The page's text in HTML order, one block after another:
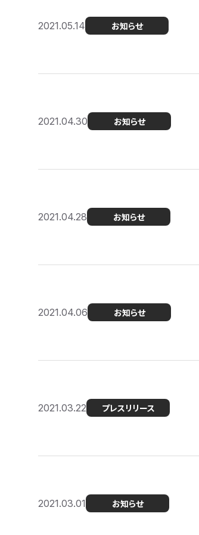
2021.05.14 お知らせ
2021.04.30 お知らせ
2021.04.28 お知らせ
2021.04.06 お知らせ
2021.03.22 プレスリリース
2021.03.01 お知らせ